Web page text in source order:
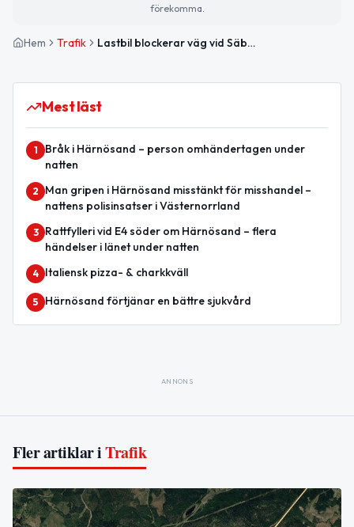
förekomma.
Hem Trafik Lastbil blockerar väg vid Säbrå kyrka – stor påverkan på väg 713
Mest läst
1
Bråk i Härnösand – person omhändertagen under
natten
2
Man gripen i Härnösand misstänkt för misshandel –
nattens polisinsatser i Västernorrland
3
Rattfylleri vid E4 söder om Härnösand – flera
händelser i länet under natten
4 Italiensk pizza- & charkkväll
5 Härnösand förtjänar en bättre sjukvård
ANNONS
Fler artiklar iTrafik